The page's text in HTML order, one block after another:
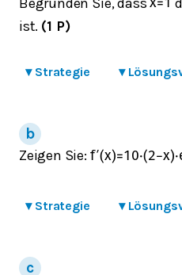
x=1
ist. (1 P)
▾ Strategie ▾
Zeigen Sie: f′(x)=10⋅(2−x)⋅
▾ Strategie ▾